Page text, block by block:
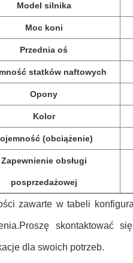
Model silnika
Moc koni
Przednia oś
statków naftowych
Opony
Kolor
(obciążenie)
Zapewnienie obsługi
posprzedażowej
zawarte w tabeli
skontaktować
dla swoich potrzeb.